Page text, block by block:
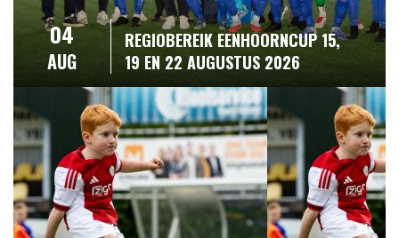
04
AUG
REGIOBEREIK EENHOORNCUP 15,
19 EN 22 AUGUSTUS 2026